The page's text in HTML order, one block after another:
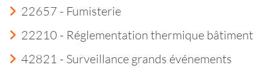
22657 - Fumisterie
22210 - Réglementation thermique bâtiment
42821 - Surveillance grands événements